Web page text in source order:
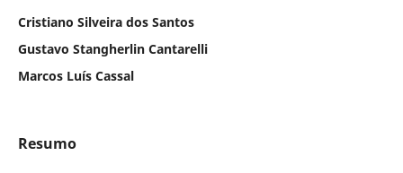
Cristiano Silveira dos Santos
Gustavo Stangherlin Cantarelli
Marcos Luís Cassal
Resumo